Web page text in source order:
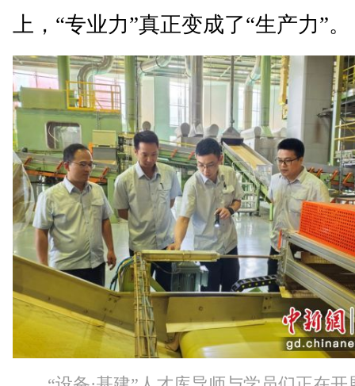
上，“专业力”真正变成了“生产力”。